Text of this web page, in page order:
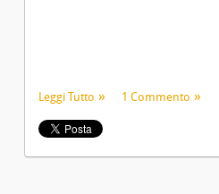
Leggi Tutto 1 Commento